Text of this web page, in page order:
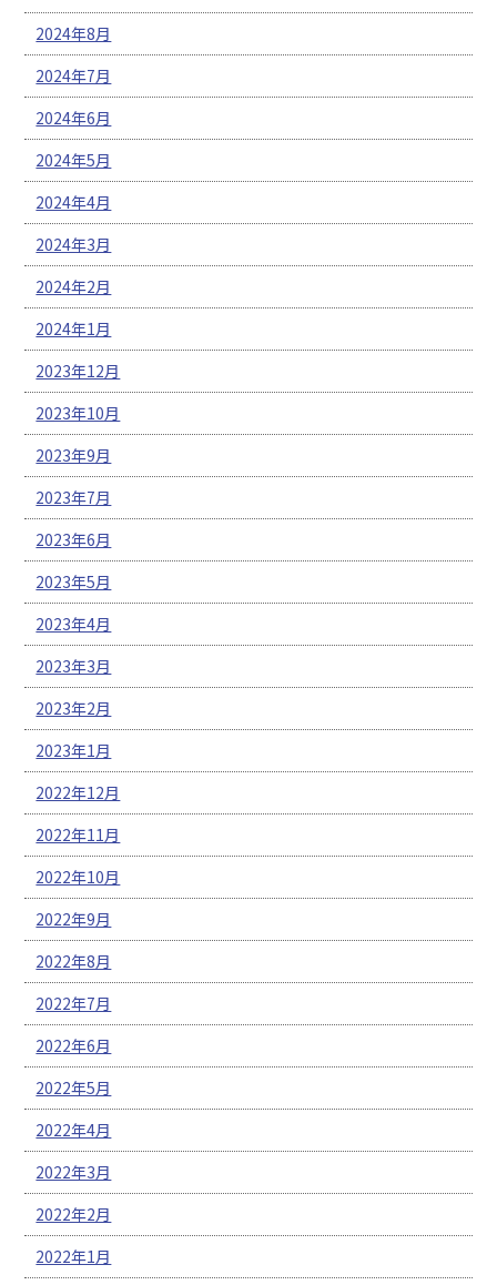
2024年8月
2024年7月
2024年6月
2024年5月
2024年4月
2024年3月
2024年2月
2024年1月
2023年12月
2023年10月
2023年9月
2023年7月
2023年6月
2023年5月
2023年4月
2023年3月
2023年2月
2023年1月
2022年12月
2022年11月
2022年10月
2022年9月
2022年8月
2022年7月
2022年6月
2022年5月
2022年4月
2022年3月
2022年2月
2022年1月